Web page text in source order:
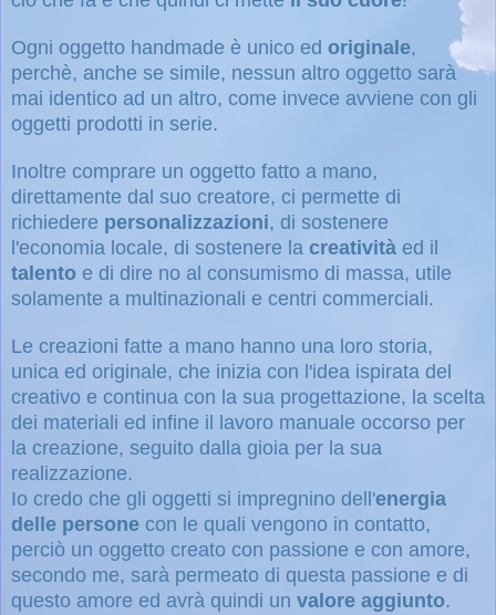
Ogni oggetto handmade è unico ed originale,
perchè, anche se simile, nessun altro oggetto sarà
mai identico ad un altro, come invece avviene con gli
oggetti prodotti in serie.
Inoltre comprare un oggetto fatto a mano,
direttamente dal suo creatore, ci permette di
richiedere personalizzazioni, di sostenere
l'economia locale, di sostenere la creatività ed il
talento e di dire no al consumismo di massa, utile
solamente a multinazionali e centri commerciali.
Le creazioni fatte a mano hanno una loro storia,
unica ed originale, che inizia con l'idea ispirata del
creativo e continua con la sua progettazione, la scelta
dei materiali ed infine il lavoro manuale occorso per
la creazione, seguito dalla gioia per la sua
realizzazione.
Io credo che gli oggetti si impregnino dell'energia
delle persone con le quali vengono in contatto,
perciò un oggetto creato con passione e con amore,
secondo me, sarà permeato di questa passione e di
questo amore ed avrà quindi un valore aggiunto.